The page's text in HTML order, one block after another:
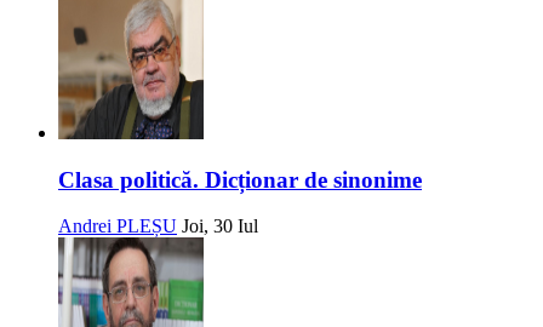
Clasa politică. Dicționar de sinonime
Andrei PLEȘU Joi, 30 Iul